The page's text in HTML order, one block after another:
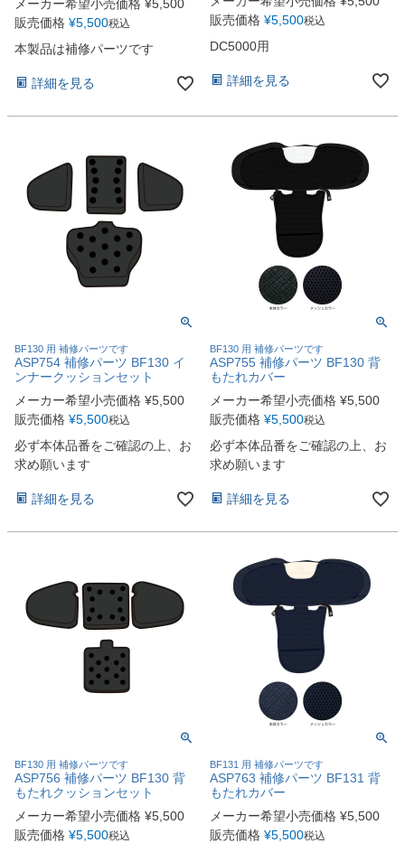
メーカー希望小売価格 ¥5,500
販売価格 ¥5,500税込
本製品は補修パーツです
詳細を見る
販売価格 ¥5,500税込
DC5000用
詳細を見る
BF130 用 補修パーツです
ASP754 補修パーツ BF130 イ
ンナークッションセット
メーカー希望小売価格 ¥5,500
販売価格 ¥5,500税込
必ず本体品番をご確認の上、お
求め願います
詳細を見る
BF130 用 補修パーツです
ASP755 補修パーツ BF130 背
もたれカバー
メーカー希望小売価格 ¥5,500
販売価格 ¥5,500税込
必ず本体品番をご確認の上、お
求め願います
詳細を見る
BF130 用 補修パーツです
ASP756 補修パーツ BF130 背
もたれクッションセット
メーカー希望小売価格 ¥5,500
販売価格 ¥5,500税込
BF131 用 補修パーツです
ASP763 補修パーツ BF131 背
もたれカバー
メーカー希望小売価格 ¥5,500
販売価格 ¥5,500税込